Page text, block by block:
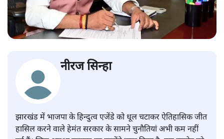
नीरज सिन्हा
झारखंड में भाजपा के हिन्दुत्व एजेंडे को धूल चटाकर ऐतिहासिक जीत
हासिल करने वाले हेमंत सरकार के सामने चुनौतियां अभी कम नहीं